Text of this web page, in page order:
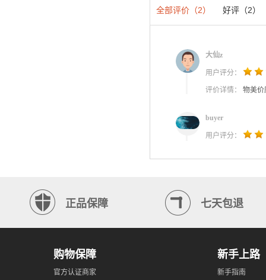
全部评价（2） 好评（2）
大仙z
用户评分：
评价详情： 物美价
buyer
用户评分：
正品保障 七天包退
购物保障
官方认证商家
新手上路
新手指南